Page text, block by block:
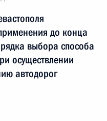
до конца
выбора способа
осуществлении
автодорог